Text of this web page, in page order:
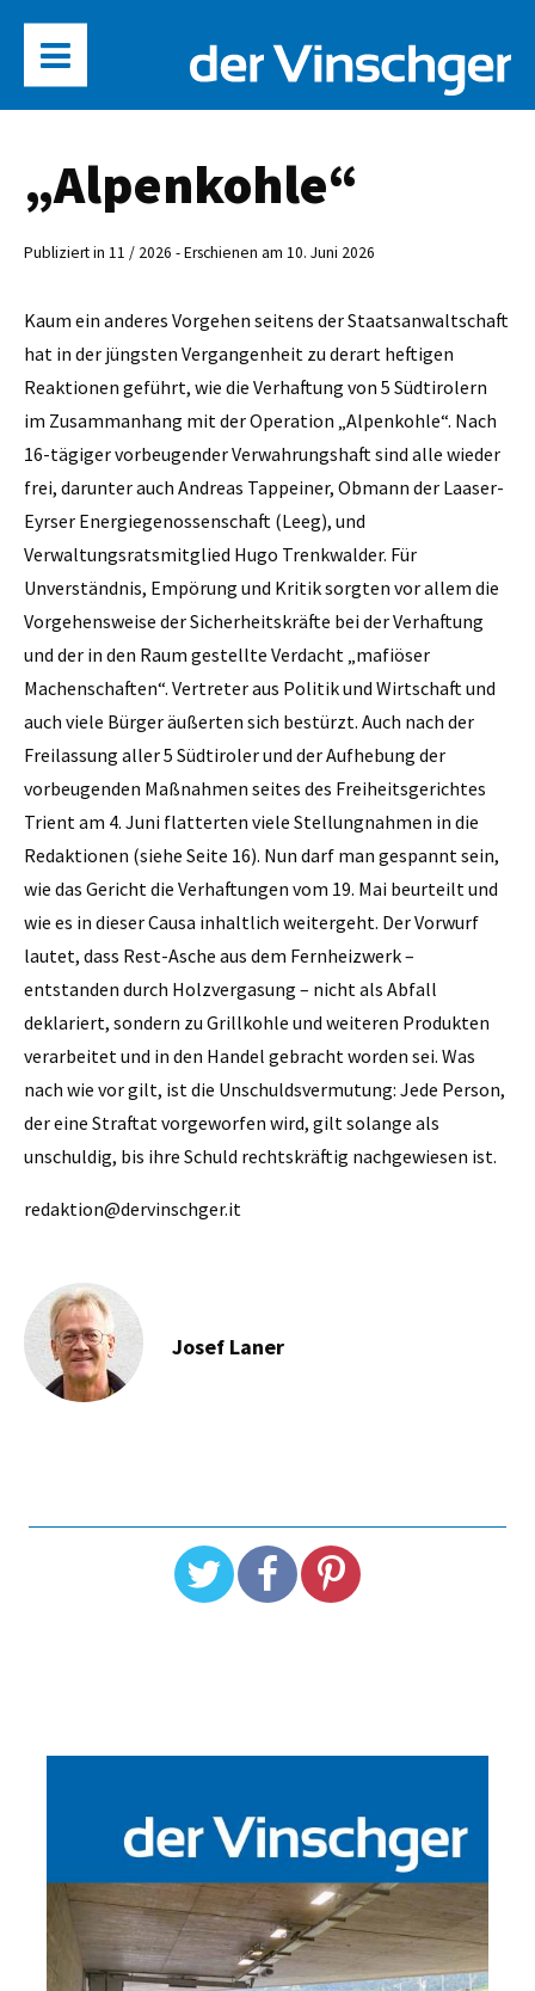
„Alpenkohle“
Publiziert in 11 / 2026 - Erschienen am 10. Juni 2026
Kaum ein anderes Vorgehen seitens der Staatsanwaltschaft
hat in der jüngsten Vergangenheit zu derart heftigen
Reaktionen geführt, wie die Verhaftung von 5 Südtirolern
im Zusammanhang mit der Operation „Alpenkohle“. Nach
16-tägiger vorbeugender Verwahrungshaft sind alle wieder
frei, darunter auch Andreas Tappeiner, Obmann der Laaser-
Eyrser Energiegenossenschaft (Leeg), und
Verwaltungsratsmitglied Hugo Trenkwalder. Für
Unverständnis, Empörung und Kritik sorgten vor allem die
Vorgehensweise der Sicherheitskräfte bei der Verhaftung
und der in den Raum gestellte Verdacht „mafiöser
Machenschaften“. Vertreter aus Politik und Wirtschaft und
auch viele Bürger äußerten sich bestürzt. Auch nach der
Freilassung aller 5 Südtiroler und der Aufhebung der
vorbeugenden Maßnahmen seites des Freiheitsgerichtes
Trient am 4. Juni flatterten viele Stellungnahmen in die
Redaktionen (siehe Seite 16). Nun darf man gespannt sein,
wie das Gericht die Verhaftungen vom 19. Mai beurteilt und
wie es in dieser Causa inhaltlich weitergeht. Der Vorwurf
lautet, dass Rest-Asche aus dem Fernheizwerk –
entstanden durch Holzvergasung – nicht als Abfall
deklariert, sondern zu Grillkohle und weiteren Produkten
verarbeitet und in den Handel gebracht worden sei. Was
nach wie vor gilt, ist die Unschuldsvermutung: Jede Person,
der eine Straftat vorgeworfen wird, gilt solange als
unschuldig, bis ihre Schuld rechtskräftig nachgewiesen ist.
redaktion@dervinschger.it
Josef Laner